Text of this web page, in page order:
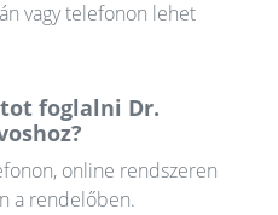
vagy telefonon lehet
foglalni Dr.
online rendszeren
a rendelőben.